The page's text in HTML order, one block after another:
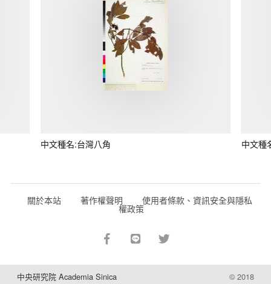
中文種名:台灣八角 中文種
關於本站 著作權聲明 使用者條款、資訊安全與隱私
權政策
中央研究院 Academia Sinica © 2018